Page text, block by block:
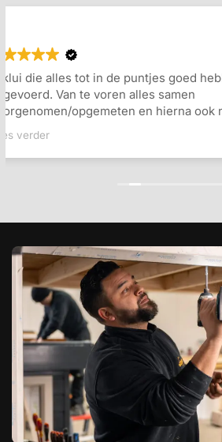
Erg tevreden over het geleverde
en plaatsing ging erg vlot, en er
meegedacht over de indeling en
gemaakt konden worden.
en snel antwoord op vragen. Ook
erg vriendelijk en vakkundig.
Lees verder